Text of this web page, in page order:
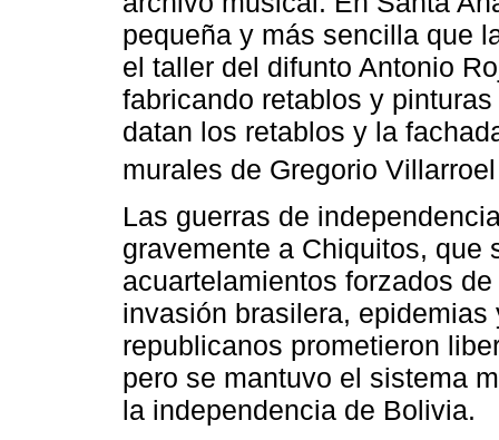
pequeña y más sencilla que
el taller del difunto Antonio
fabricando retablos y
datan los retablos y la
murales de Gregorio
Las guerras de
gravemente a Chiquitos, que
acuartelamientos forzados
invasión brasilera,
republicanos prometieron
pero se mantuvo el sistema
la independencia de Bolivia.